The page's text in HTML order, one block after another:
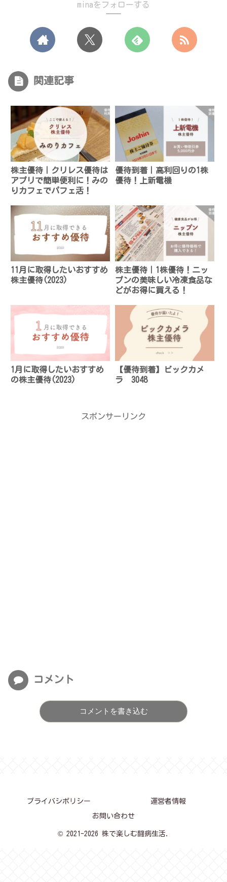
minaをフォローする
関連記事
株主優待｜クリレス優待は
アプリで簡単便利に！みの
りカフェでパフェ活！
優待到着｜高利回りの1株
優待！上新電機
11月に取得したいおすすめ
株主優待(2023)
株主優待｜1株優待！ニッ
プンの美味しい冷凍食品な
どがお得に買える！
1月に取得したいおすすめ
の株主優待(2023)
【優待到着】ビックカメ
ラ 3048
スポンサーリンク
コメント
コメントを書き込む
プライバシポリシー 運営者情報
お問い合わせ
© 2021-2026 株で楽しむ闘病生活.